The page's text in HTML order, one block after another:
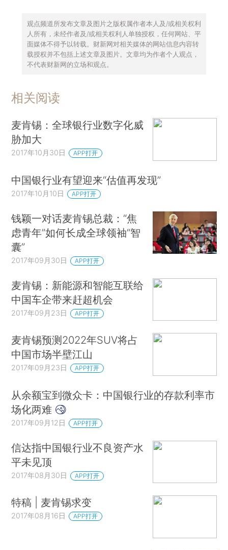
观点频道所发布文章及图片之版权属作者本人及/或相关权利
人所有，未经作者及/或相关权利人单独授权，任何网站、平
面媒体不得予以转载。财新网对相关媒体的网站信息内容转
载授权并不包括上述文章及图片。文章均为作者个人观点，
不代表财新网的立场和观点。
相关阅读
麦肯锡：全球银行业数字化威
胁加大
2017年10月30日 APP打开
中国银行业有望迎来“估值再发现”
2017年10月10日 APP打开
钱颖一对话麦肯锡总裁：“焦
虑青年”如何长成全球领袖“智
囊”
2017年09月30日 APP打开
麦肯锡：新能源和智能互联给
中国车企带来赶超机会
2017年09月23日 APP打开
麦肯锡预测2022年SUV将占
中国市场半壁江山
2017年09月23日 APP打开
从余额宝到微众卡：中国银行业的存款利率市
场化两难
2017年09月12日 APP打开
信达指中国银行业不良资产水
平未见顶
2017年08月30日 APP打开
特稿 | 麦肯锡求变
2017年08月16日 APP打开